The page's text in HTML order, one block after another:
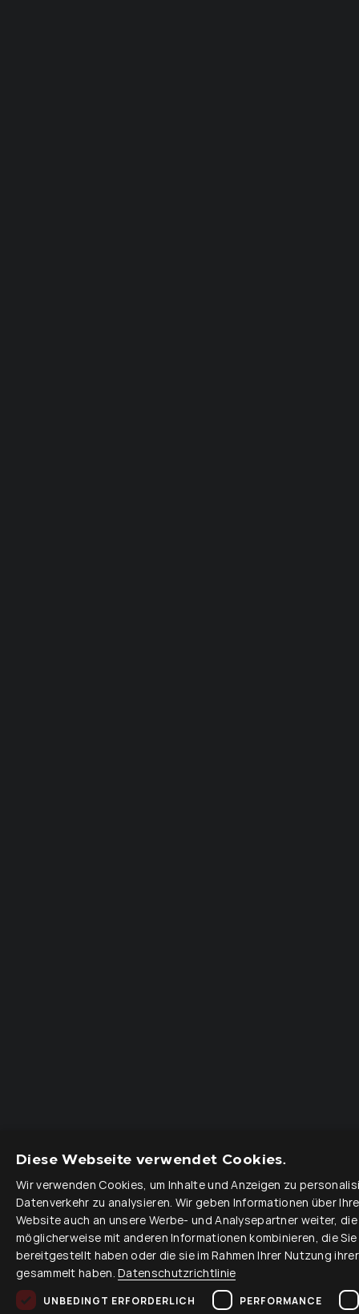
Diese Webseite verwendet Cookies.
Wir verwenden Cookies, um Inhalte und Anzeigen zu
Datenverkehr zu analysieren. Wir geben Informationen über
Website auch an unsere Werbe- und Analysepartner weiter,
möglicherweise mit anderen Informationen kombinieren, die
bereitgestellt haben oder die sie im Rahmen Ihrer Nutzung
gesammelt haben. Datenschutzrichtlinie
UNBEDINGT ERFORDERLICH PERFORMANCE